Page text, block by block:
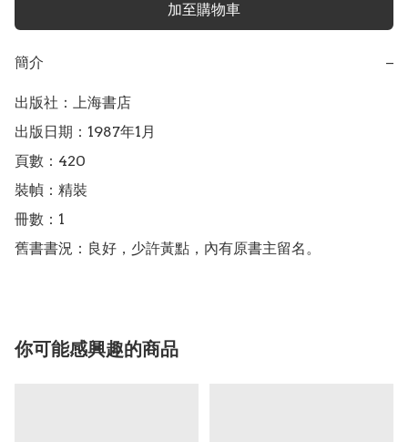
加至購物車
簡介 −
出版社：上海書店
出版日期：1987年1月
頁數：420
裝幀：精裝
冊數：1
舊書書況：良好，少許黃點，內有原書主留名。
你可能感興趣的商品